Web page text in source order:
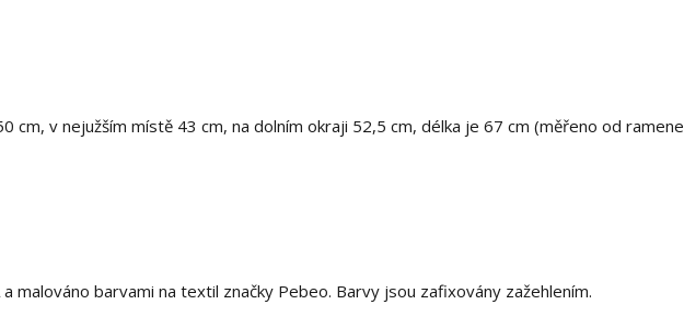
cm, v nejužším místě 43 cm, na dolním okraji 52,5 cm, délka je 67 cm (měřeno od ramene
malováno barvami na textil značky Pebeo. Barvy jsou zafixovány zažehlením.